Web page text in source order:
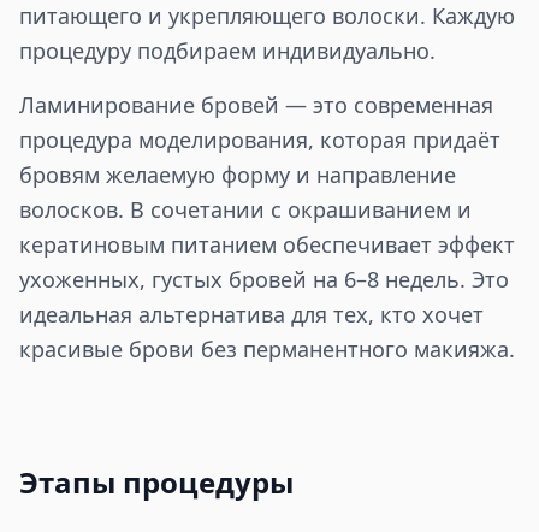
питающего и укрепляющего волоски. Каждую
процедуру подбираем индивидуально.
Ламинирование бровей — это современная
процедура моделирования, которая придаёт
бровям желаемую форму и направление
волосков. В сочетании с окрашиванием и
кератиновым питанием обеспечивает эффект
ухоженных, густых бровей на 6–8 недель. Это
идеальная альтернатива для тех, кто хочет
красивые брови без перманентного макияжа.
Этапы процедуры